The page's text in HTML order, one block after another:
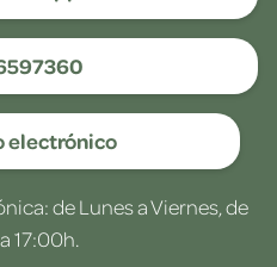
electrónico
de Lunes a Viernes, de
17:00h.